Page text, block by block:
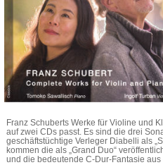
Franz Schuberts Werke für Violine und
auf zwei CDs passt. Es sind die drei
geschäftstüchtige Verleger Diabelli als
kommen die als „Grand Duo“
und die bedeutende C-Dur-Fantasie aus